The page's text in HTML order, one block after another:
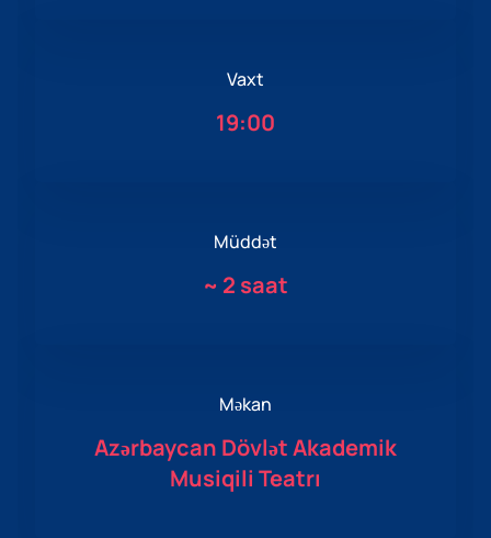
Vaxt
19:00
Müddət
~ 2 saat
Məkan
Azərbaycan Dövlət Akademik
Musiqili Teatrı